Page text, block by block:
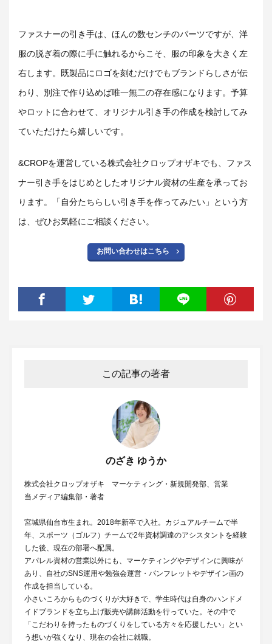
ファスナーの引き手は、ほんの数センチのパーツですが、洋
服の脱ぎ着の際に手に触れるからこそ、服の印象を大きく左
右します。既製品にロゴを刻むだけでもブランドらしさが伝
わり、別注で作り込めば唯一無二の存在感になります。予算
やロットに合わせて、オリジナル引き手の作成を検討してみ
ていただけたら嬉しいです。
&CROPを運営している株式会社クロップオザキでも、ファス
ナー引き手をはじめとしたオリジナル資材の生産を承ってお
ります。「自分たちらしい引き手を作ってみたい」という方
は、ぜひお気軽にご相談ください。
お問い合わせはこちら
この記事の著者
のざき ゆうか
株式会社クロップオザキ マーケティング・新規開発部、営業
当メディア編集部・著者
宮城県仙台市生まれ。2018年新卒で入社。カジュアルチームで半
年、スポーツ（ゴルフ）チームで2年資材調達のアシスタントを経験
した後、現在の部署へ配属。
アパレル資材の営業以外にも、マーケティングやデザインに興味が
あり、自社のSNS運用や勉強会運営・パンフレットやデザイン画の
作成を担当している。
小さいころからものづくりが大好きで、学生時代は自身のハンドメ
イドブランドを立ち上げ販売や講師活動を行っていた。その中で
「こだわりを持ったものづくりをしている方々を応援したい」とい
う想いが強くなり、現在の会社に就職。